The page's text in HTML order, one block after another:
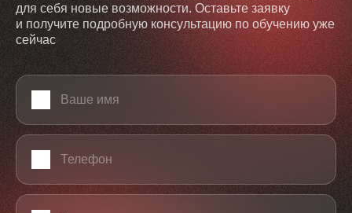
для себя новые возможности. Оставьте заявку
и получите подробную консультацию по обучению уже
сейчас
Ваше имя
Телефон
Email